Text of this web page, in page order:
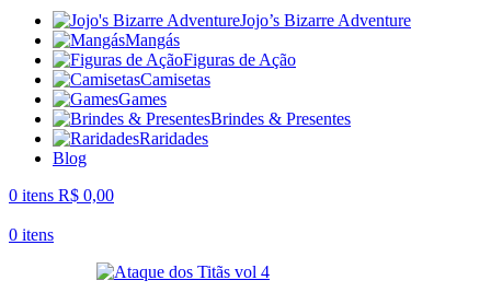
Jojo’s Bizarre Adventure
Mangás
Figuras de Ação
Camisetas
Games
Brindes & Presentes
Raridades
Blog
0 itens R$ 0,00
0 itens